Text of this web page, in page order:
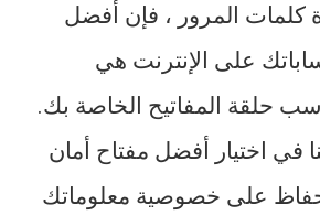
كلمات المرور ، فإن أفضل
على الإنترنت هي
حلقة المفاتيح الخاصة بك.
في اختيار أفضل مفتاح أمان
على خصوصية معلوماتك